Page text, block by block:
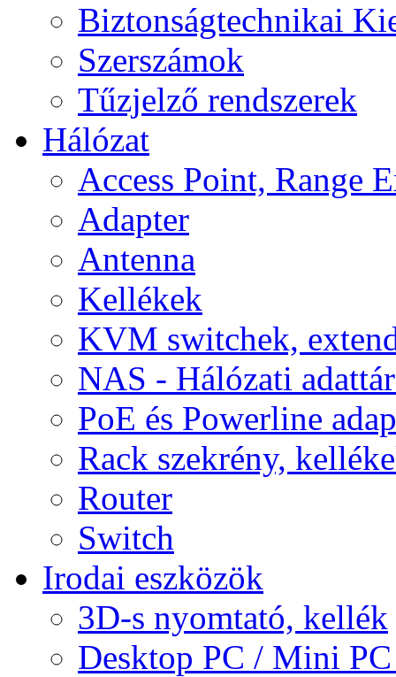
Biztonságtechnikai
Szerszámok
Tűzjelző rendszerek
Hálózat
Access Point, Range
Adapter
Antenna
Kellékek
KVM switchek,
NAS - Hálózati
PoE és Powerline
Rack szekrény,
Router
Switch
Irodai eszközök
3D-s nyomtató, kellék
Desktop PC / Mini